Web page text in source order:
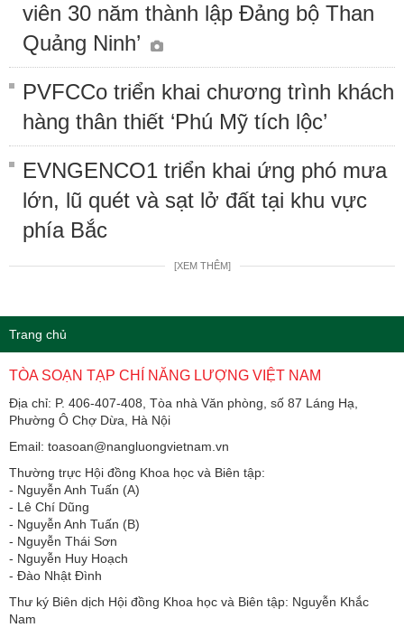
viên 30 năm thành lập Đảng bộ Than
Quảng Ninh’
PVFCCo triển khai chương trình khách
hàng thân thiết ‘Phú Mỹ tích lộc’
EVNGENCO1 triển khai ứng phó mưa
lớn, lũ quét và sạt lở đất tại khu vực
phía Bắc
[XEM THÊM]
Trang chủ
TÒA SOẠN TẠP CHÍ NĂNG LƯỢNG VIỆT NAM
Địa chỉ: P. 406-407-408, Tòa nhà Văn phòng, số 87 Láng Hạ,
Phường Ô Chợ Dừa, Hà Nội
Email: toasoan@nangluongvietnam.vn
Thường trực Hội đồng Khoa học và Biên tập:
​​​​​​- Nguyễn Anh Tuấn (A)
- Lê Chí Dũng
- Nguyễn Anh Tuấn (B)
- Nguyễn Thái Sơn
- Nguyễn Huy Hoạch
- Đào Nhật Đình
Thư ký Biên dịch Hội đồng Khoa học và Biên tập: Nguyễn Khắc
Nam